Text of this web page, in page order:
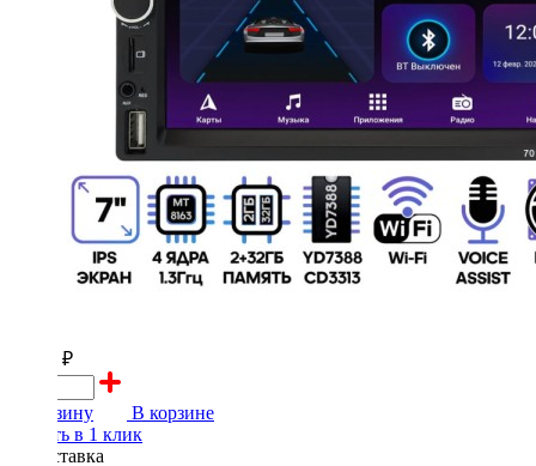
10000 ₽
В корзину
В корзине
Купить в 1 клик